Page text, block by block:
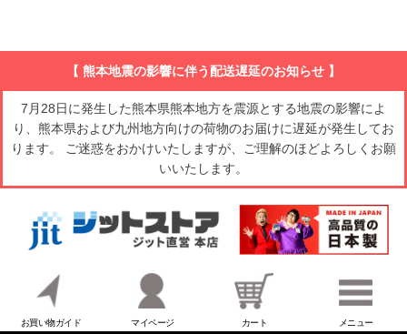
【 熊本地震の影響に伴う配送遅延のお知らせ 】
7月28日に発生した熊本県熊本地方を震源とする地震の影響によ
り、熊本県および九州地方向けの荷物のお届けに遅延が発生してお
ります。 ご迷惑をおかけいたしますが、ご理解のほどよろしくお願
いいたします。
お買い物ガイド マイページ カート メニュー